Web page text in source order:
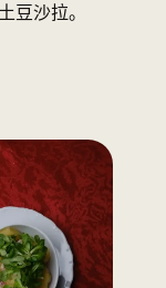
豆沙拉。